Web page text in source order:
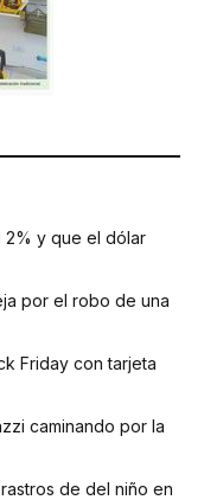
2% y que el dólar
por el robo de una
Friday con tarjeta
caminando por la
de del niño en